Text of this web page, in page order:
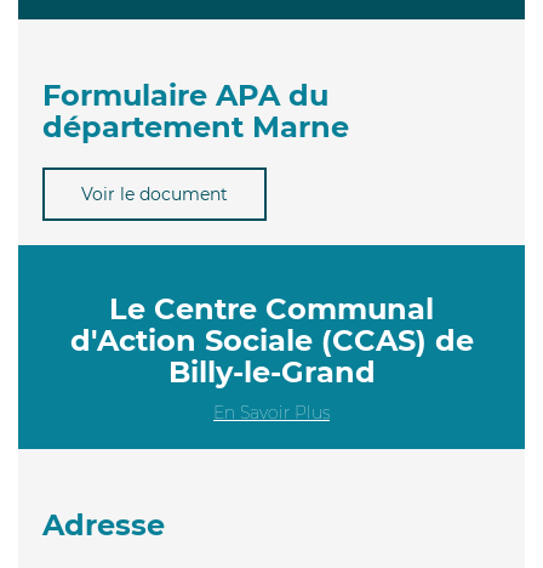
Formulaire APA du
département Marne
Voir le document
Le Centre Communal
d'Action Sociale (CCAS) de
Billy-le-Grand
En Savoir Plus
Adresse